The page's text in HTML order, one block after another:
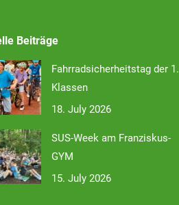
Beiträge
Fahrradsicherheitstag der 1.
Klassen
18. July 2026
SUS-Week am Franziskus-
GYM
15. July 2026